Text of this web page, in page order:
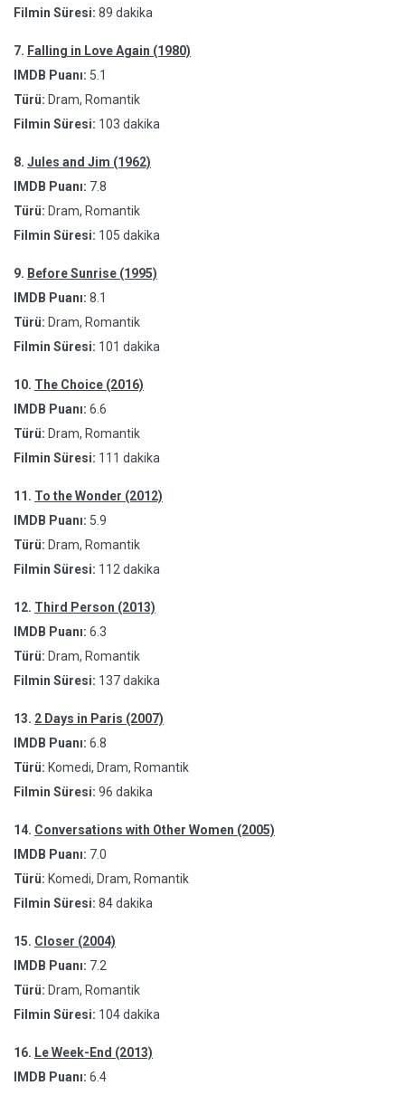
Filmin Süresi: 89 dakika
7. Falling in Love Again (1980)
IMDB Puanı: 5.1
Türü: Dram, Romantik
Filmin Süresi: 103 dakika
8. Jules and Jim (1962)
IMDB Puanı: 7.8
Türü: Dram, Romantik
Filmin Süresi: 105 dakika
9. Before Sunrise (1995)
IMDB Puanı: 8.1
Türü: Dram, Romantik
Filmin Süresi: 101 dakika
10. The Choice (2016)
IMDB Puanı: 6.6
Türü: Dram, Romantik
Filmin Süresi: 111 dakika
11. To the Wonder (2012)
IMDB Puanı: 5.9
Türü: Dram, Romantik
Filmin Süresi: 112 dakika
12. Third Person (2013)
IMDB Puanı: 6.3
Türü: Dram, Romantik
Filmin Süresi: 137 dakika
13. 2 Days in Paris (2007)
IMDB Puanı: 6.8
Türü: Komedi, Dram, Romantik
Filmin Süresi: 96 dakika
14. Conversations with Other Women (2005)
IMDB Puanı: 7.0
Türü: Komedi, Dram, Romantik
Filmin Süresi: 84 dakika
15. Closer (2004)
IMDB Puanı: 7.2
Türü: Dram, Romantik
Filmin Süresi: 104 dakika
16. Le Week-End (2013)
IMDB Puanı: 6.4